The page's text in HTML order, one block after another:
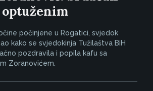
počinjene u Rogatici, svjedok
kako se svjedokinja Tužilaštva BiH
pozdravila i popila kafu sa
Zoranovićem.